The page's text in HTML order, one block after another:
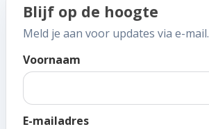
Blijf op de hoogte
Meld je aan voor updates via e-mail.
Voornaam
E-mailadres